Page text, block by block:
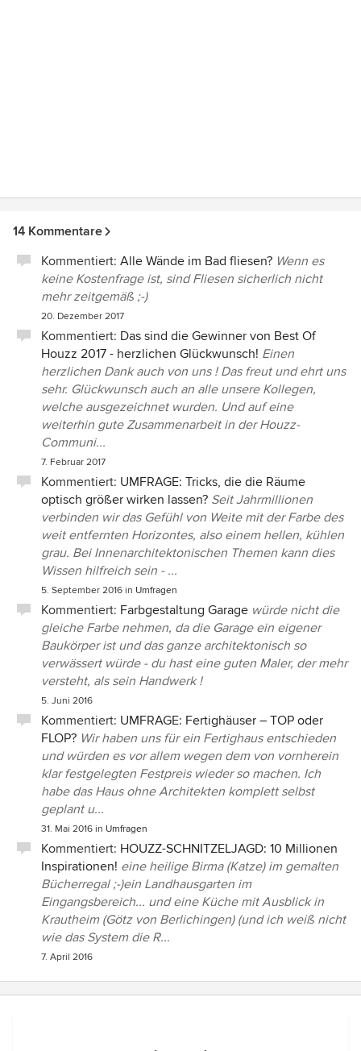
14 Kommentare
Kommentiert: Alle Wände im Bad fliesen? Wenn es
keine Kostenfrage ist, sind Fliesen sicherlich nicht
mehr zeitgemäß ;-)
20. Dezember 2017
Kommentiert: Das sind die Gewinner von Best Of
Houzz 2017 - herzlichen Glückwunsch! Einen
herzlichen Dank auch von uns ! Das freut und ehrt uns
sehr. Glückwunsch auch an alle unsere Kollegen,
welche ausgezeichnet wurden. Und auf eine
weiterhin gute Zusammenarbeit in der Houzz-
Communi...
7. Februar 2017
Kommentiert: UMFRAGE: Tricks, die die Räume
optisch größer wirken lassen? Seit Jahrmillionen
verbinden wir das Gefühl von Weite mit der Farbe des
weit entfernten Horizontes, also einem hellen, kühlen
grau. Bei Innenarchitektonischen Themen kann dies
Wissen hilfreich sein - ...
5. September 2016 in Umfragen
Kommentiert: Farbgestaltung Garage würde nicht die
gleiche Farbe nehmen, da die Garage ein eigener
Baukörper ist und das ganze architektonisch so
verwässert würde - du hast eine guten Maler, der mehr
versteht, als sein Handwerk !
5. Juni 2016
Kommentiert: UMFRAGE: Fertighäuser – TOP oder
FLOP? Wir haben uns für ein Fertighaus entschieden
und würden es vor allem wegen dem von vornherein
klar festgelegten Festpreis wieder so machen. Ich
habe das Haus ohne Architekten komplett selbst
geplant u...
31. Mai 2016 in Umfragen
Kommentiert: HOUZZ-SCHNITZELJAGD: 10 Millionen
Inspirationen! eine heilige Birma (Katze) im gemalten
Bücherregal ;-)ein Landhausgarten im
Eingangsbereich... und eine Küche mit Ausblick in
Krautheim (Götz von Berlichingen) (und ich weiß nicht
wie das System die R...
7. April 2016